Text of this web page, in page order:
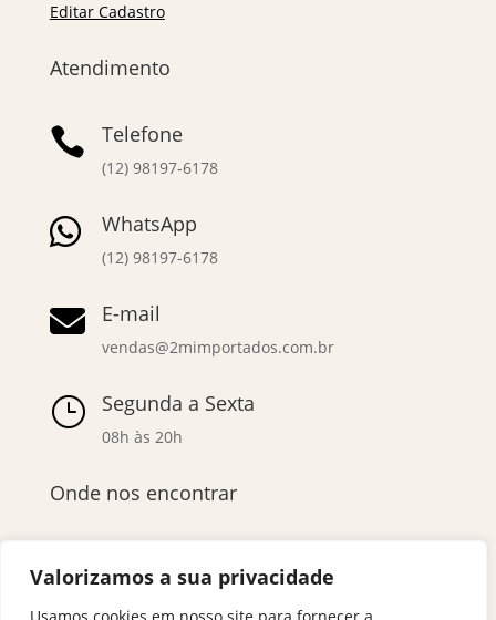
Valorizamos a sua privacidade
Editar Cadastro
Atendimento
 Telefone
(12) 98197-6178
 WhatsApp
(12) 98197-6178
 E-mail
vendas@2mimportados.com.br
} Segunda a Sexta
08h às 20h
Onde nos encontrar